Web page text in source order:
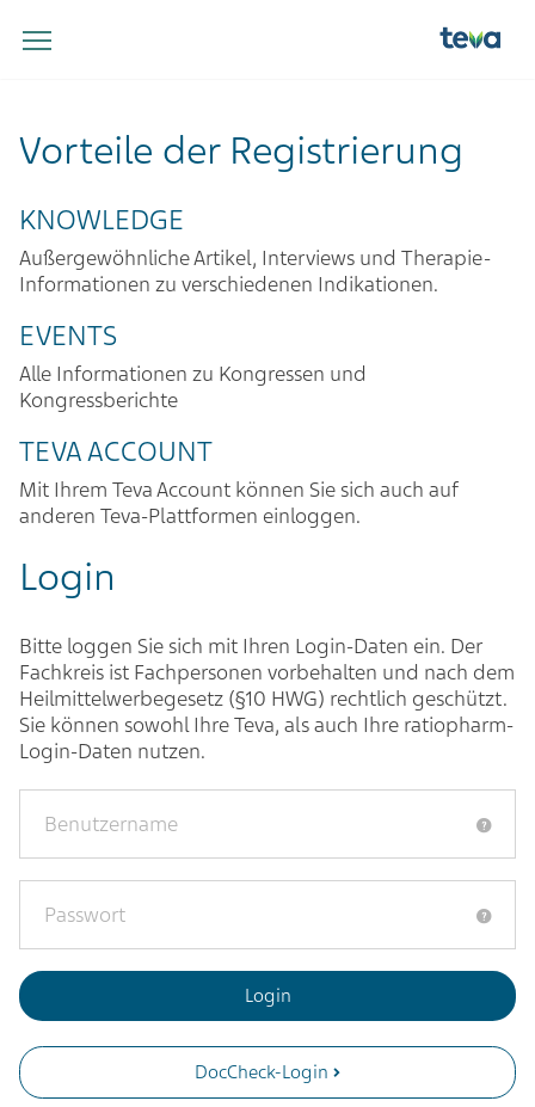
Vorteile der Registrierung
KNOWLEDGE
Außergewöhnliche Artikel, Interviews und Therapie-
Informationen zu verschiedenen Indikationen.
EVENTS
Alle Informationen zu Kongressen und
Kongressberichte
TEVA ACCOUNT
Mit Ihrem Teva Account können Sie sich auch auf
anderen Teva-Plattformen einloggen.
Login
Bitte loggen Sie sich mit Ihren Login-Daten ein. Der
Fachkreis ist Fachpersonen vorbehalten und nach dem
Heilmittelwerbegesetz (§10 HWG) rechtlich geschützt.
Sie können sowohl Ihre Teva, als auch Ihre ratiopharm-
Login-Daten nutzen.
DocCheck-Login